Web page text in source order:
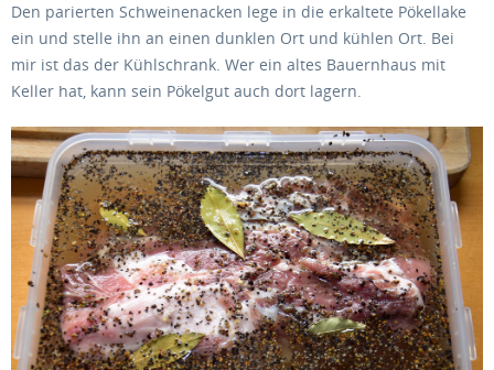
Den parierten Schweinenacken lege in die erkaltete Pökellake
ein und stelle ihn an einen dunklen Ort und kühlen Ort. Bei
mir ist das der Kühlschrank. Wer ein altes Bauernhaus mit
Keller hat, kann sein Pökelgut auch dort lagern.